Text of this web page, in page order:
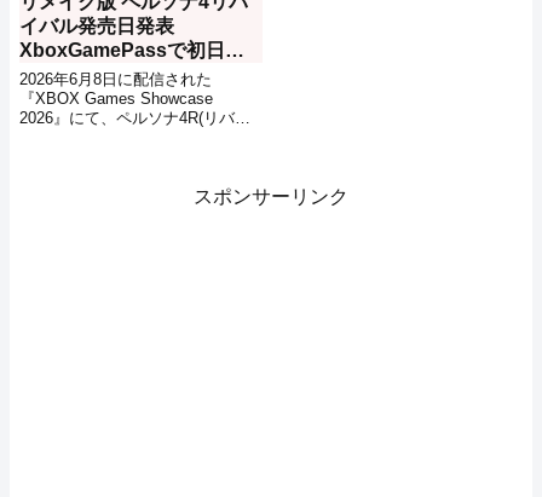
イバル発売日発表
XboxGamePassで初日配
信も【ペルソナ4R】
2026年6月8日に配信された
『XBOX Games Showcase
2026』にて、ペルソナ4R(リバイ
日が2027年2月18日になることがスポンサーリンク